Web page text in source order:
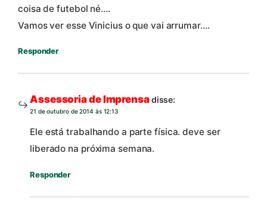
coisa de futebol né….
Vamos ver esse Vinicius o que vai arrumar….
Responder
Assessoria de Imprensadisse:
21 de outubro de 2014 às 12:13
Ele está trabalhando a parte física. deve ser
liberado na próxima semana.
Responder